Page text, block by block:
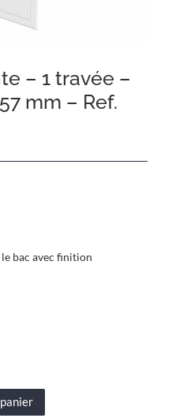
– 1 travée –
mm – Ref.
bac avec finition